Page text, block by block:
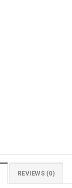
REVIEWS (0)